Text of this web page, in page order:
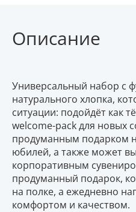
Описание
Универсальный набор с
натурального хлопка,
ситуации: подойдёт как
welcome-pack для новых
продуманным подарком
юбилей, а также может
корпоративным
продуманный подарок,
на полке, а ежедневно
комфортом и качеством.